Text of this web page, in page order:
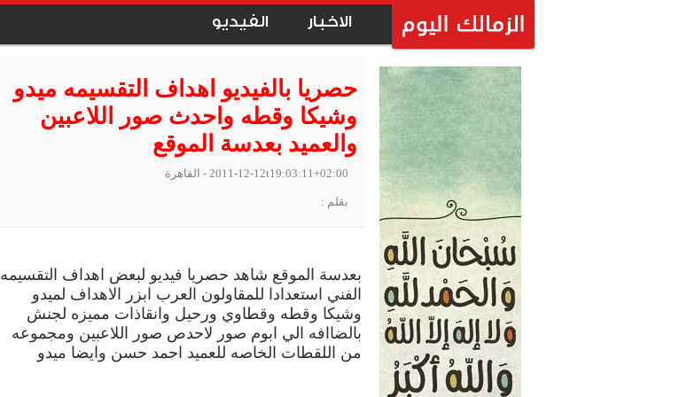
الاخبار الفيديو
حصريا بالفيديو اهداف التقسيمه ميدو
وشيكا وقطه واحدث صور اللاعبين
والعميد بعدسة الموقع
2011-12-12t19:03:11+02:00 - القاهرة
بقلم :
بعدسة الموقع شاهد حصريا فيديو لبعض اهداف التقسيمه
الفني استعدادا للمقاولون العرب ابزر الاهداف لميدو
وشيكا وقطه وقطاوي ورحيل وانقاذات مميزه لجنش
بالضاافه الي ابوم صور لاحدص صور اللاعبين ومجموعه
من اللقطات الخاصه للعميد احمد حسن وايضا ميدو